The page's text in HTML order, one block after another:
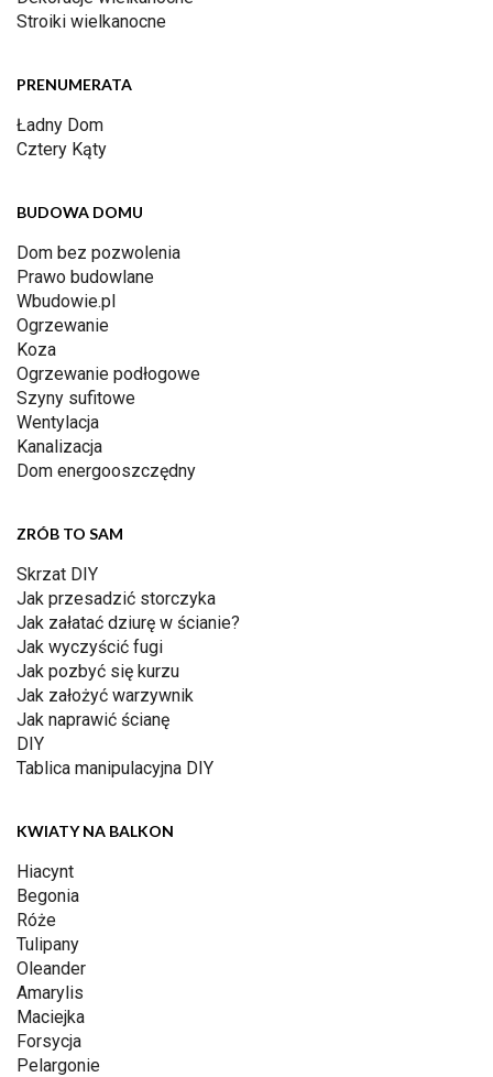
Stroiki wielkanocne
PRENUMERATA
Ładny Dom
Cztery Kąty
BUDOWA DOMU
Dom bez pozwolenia
Prawo budowlane
Wbudowie.pl
Ogrzewanie
Koza
Ogrzewanie podłogowe
Szyny sufitowe
Wentylacja
Kanalizacja
Dom energooszczędny
ZRÓB TO SAM
Skrzat DIY
Jak przesadzić storczyka
Jak załatać dziurę w ścianie?
Jak wyczyścić fugi
Jak pozbyć się kurzu
Jak założyć warzywnik
Jak naprawić ścianę
DIY
Tablica manipulacyjna DIY
KWIATY NA BALKON
Hiacynt
Begonia
Róże
Tulipany
Oleander
Amarylis
Maciejka
Forsycja
Pelargonie